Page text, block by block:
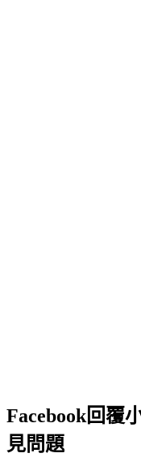
Facebook回覆
見問題